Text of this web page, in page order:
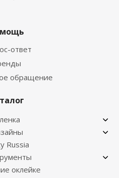
ответ
обращение
Russia
оклейке